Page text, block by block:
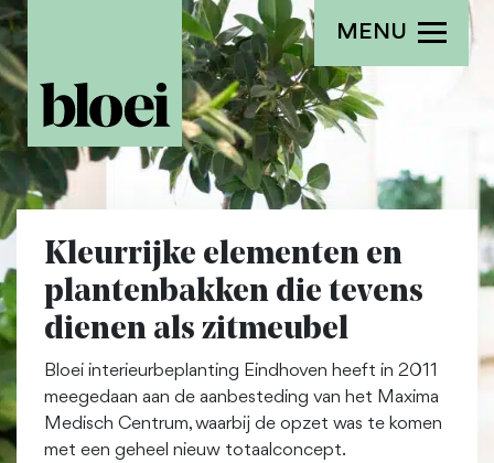
MENU
Kleurrijke elementen en
plantenbakken die tevens
dienen als zitmeubel
Bloei interieurbeplanting Eindhoven heeft in 2011
meegedaan aan de aanbesteding van het Maxima
Medisch Centrum, waarbij de opzet was te komen
met een geheel nieuw totaalconcept.